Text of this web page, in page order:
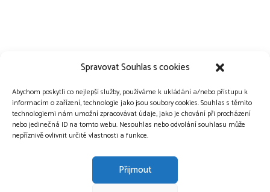
Spravovat Souhlas s cookies
Abychom poskytli co nejlepší služby, používáme k ukládání a/nebo přístupu k
informacím o zařízení, technologie jako jsou soubory cookies. Souhlas s těmito
technologiemi nám umožní zpracovávat údaje, jako je chování při procházení
nebo jedinečná ID na tomto webu. Nesouhlas nebo odvolání souhlasu může
nepříznivě ovlivnit určité vlastnosti a funkce.
Přijmout